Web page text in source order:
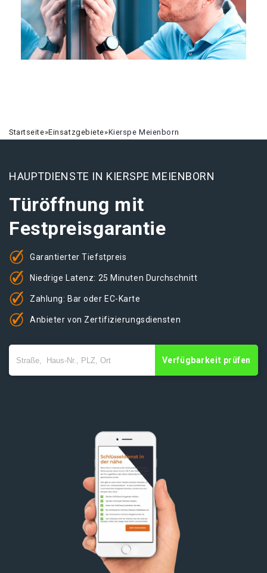
Startseite»Einsatzgebiete»Kierspe Meienborn
HAUPTDIENSTE IN KIERSPE MEIENBORN
Türöffnung mit
Festpreisgarantie
Garantierter Tiefstpreis
Niedrige Latenz: 25 Minuten Durchschnitt
Zahlung: Bar oder EC-Karte
Anbieter von Zertifizierungsdiensten
Verfügbarkeit prüfen